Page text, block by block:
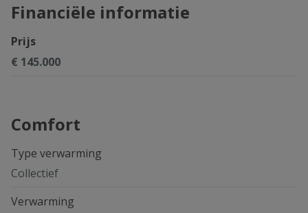
Financiële informatie
Prijs
€ 145.000
Comfort
Type verwarming
Collectief
Verwarming